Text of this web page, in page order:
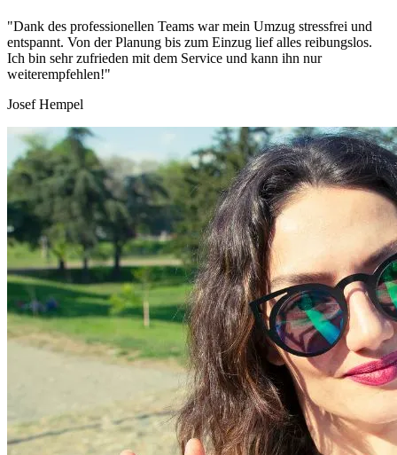
"Dank des professionellen Teams war mein Umzug stressfrei und
entspannt. Von der Planung bis zum Einzug lief alles reibungslos.
Ich bin sehr zufrieden mit dem Service und kann ihn nur
weiterempfehlen!"
Josef Hempel